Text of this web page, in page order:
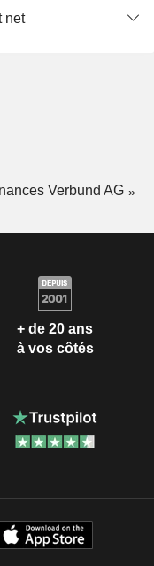
net
Verbund AG
+ de 20 ans
à vos côtés